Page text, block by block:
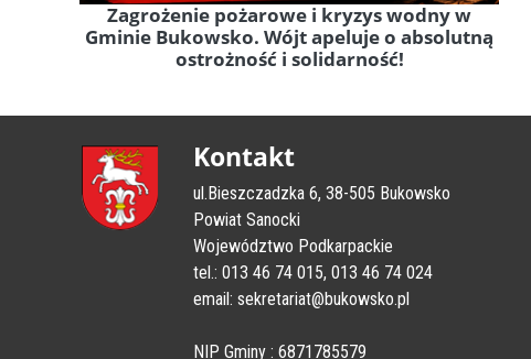
Zagrożenie pożarowe i kryzys wodny w
Gminie Bukowsko. Wójt apeluje o absolutną
ostrożność i solidarność!
Kontakt
ul.Bieszczadzka 6, 38-505 Bukowsko
Powiat Sanocki
Województwo Podkarpackie
tel.: 013 46 74 015, 013 46 74 024
email: sekretariat@bukowsko.pl
NIP Gminy : 6871785579